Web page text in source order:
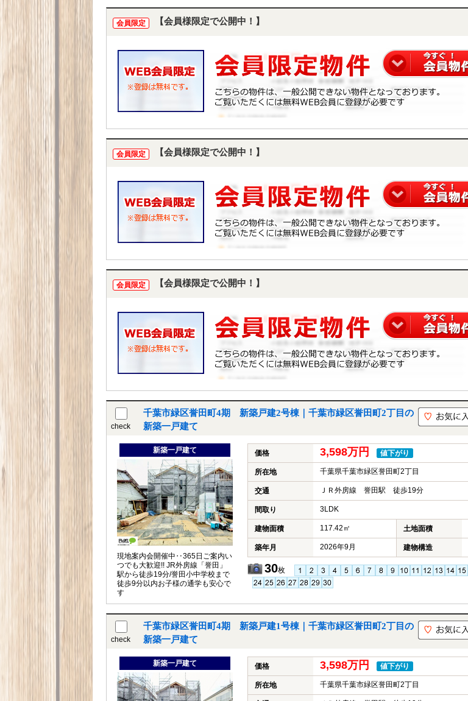
会員限定 【会員様限定で公開中！】
会員限定 【会員様限定で公開中！】
会員限定 【会員様限定で公開中！】
check
千葉市緑区誉田町4期 新築戸建2号棟｜千葉市緑区誉田町2丁目の
新築一戸建て
新築一戸建て
現地案内会開催中‥365日ご案内い
つでも大歓迎!! JR外房線「誉田」
駅から徒歩19分/誉田小中学校まで
徒歩9分以内お子様の通学も安心で
す
価格 3,598万円 値下がり
所在地 千葉県千葉市緑区誉田町2丁目
交通 ＪＲ外房線 誉田駅 徒歩19分
間取り 3LDK
建物面積 117.42㎡ 土地面積
築年月 2026年9月 建物構造
30枚
check
千葉市緑区誉田町4期 新築戸建1号棟｜千葉市緑区誉田町2丁目の
新築一戸建て
新築一戸建て 価格 3,598万円 値下がり
所在地 千葉県千葉市緑区誉田町2丁目